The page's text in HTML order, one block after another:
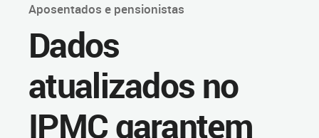
Aposentados e pensionistas
Dados
atualizados no
IPMC garantem